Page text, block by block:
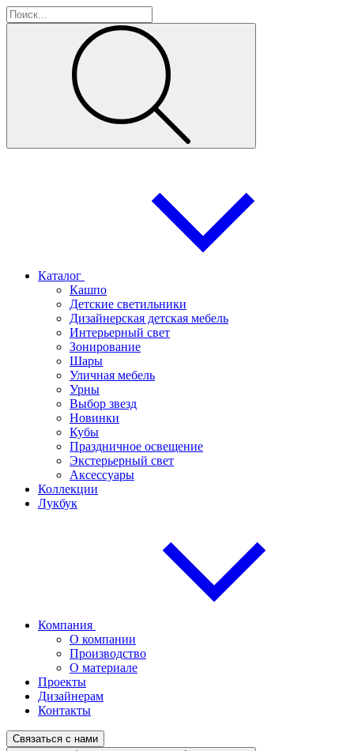
Каталог
Кашпо
Детские светильники
Дизайнерская детская мебель
Интерьерный свет
Зонирование
Шары
Уличная мебель
Урны
Выбор звезд
Новинки
Кубы
Праздничное освещение
Экстерьерный свет
Аксессуары
Коллекции
Лукбук
Компания
О компании
Производство
О материале
Проекты
Дизайнерам
Контакты
Связаться с нами